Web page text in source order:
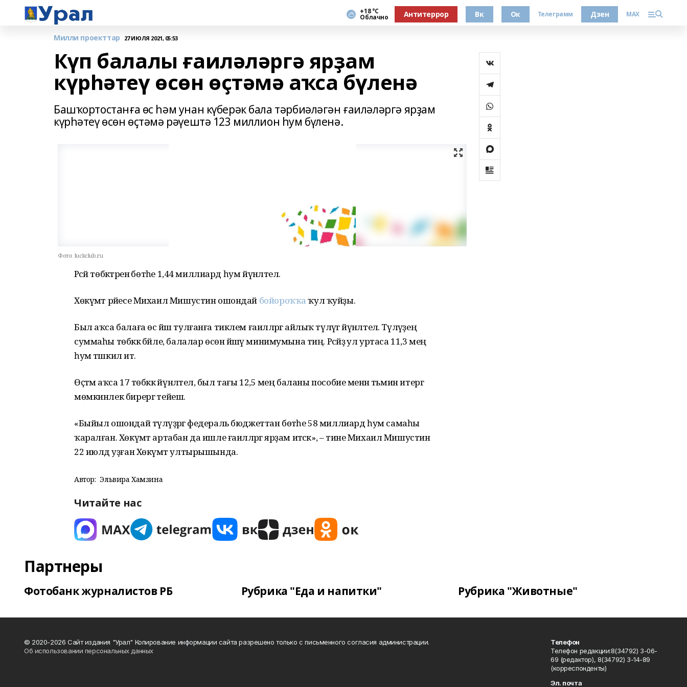
+18 °С
Облачно Антитеррор Вк Ок Телеграмм Дзен MAX
Милли проекттар 27 ИЮЛЯ 2021, 05:53
Күп балалы ғаиләләргә ярҙам
күрһәтеү өсөн өҫтәмә аҡса бүленә
Башҡортостанға өс һәм унан күберәк бала тәрбиәләгән ғаиләләргә ярҙам
күрһәтеү өсөн өҫтәмә рәүештә 123 миллион һум бүленә.
Фото: luckclub.ru
Рәсәй төбәктәренә бөтәһе 1,44 миллиард һум йүнәлтелә.
Хөкүмәт рәйесе Михаил Мишустин ошондай бойороҡҡаҡул ҡуйҙы.
Был аҡса балаға өс йәш тулғанға тиклем ғаиләләргә айлыҡ түләүгә йүнәлтелә. Түләүҙең
суммаһы төбәккә бәйле, балалар өсөн йәшәү минимумына тиң. Рәсәйҙә ул уртаса 11,3 мең
һум тәшкил итә.
Өҫтәмә аҡса 17 төбәккә йүнәлтелә, был тағы 12,5 мең баланы пособие менән тәьмин итергә
мөмкинлек бирергә тейеш.
«Быйыл ошондай түләүҙәргә федераль бюджеттан бөтәһе 58 миллиард һум самаһы
ҡаралған. Хөкүмәт артабан да ишле ғаиләләргә ярҙам итәсәк», – тине Михаил Мишустин
22 июлдә уҙған Хөкүмәт ултырышында.
Автор: Эльвира Хамзина
Читайте нас
Партнеры
Фотобанк журналистов РБ Рубрика "Еда и напитки" Рубрика "Животные"
© 2020-2026 Сайт издания "Урал" Копирование информации сайта разрешено только с письменного согласия администрации.
Об использовании персональных данных
Телефон
Телефон редакции:8(34792) 3-06-
69 (редактор), 8(34792) 3-14-89
(корреспонденты)
Эл. почта